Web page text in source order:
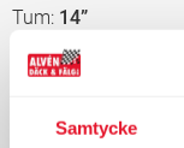
Samtycke
Tum 14”
Hast.index